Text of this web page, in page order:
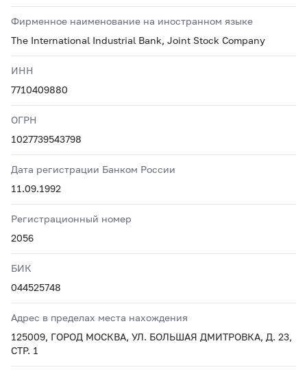
Фирменное наименование на иностранном языке
The International Industrial Bank, Joint Stock Company
ИНН
7710409880
ОГРН
1027739543798
Дата регистрации Банком России
11.09.1992
Регистрационный номер
2056
БИК
044525748
Адрес в пределах места нахождения
125009, ГОРОД МОСКВА, УЛ. БОЛЬШАЯ ДМИТРОВКА, Д. 23,
СТР. 1